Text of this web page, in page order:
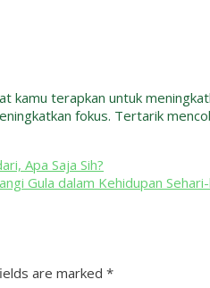
kamu terapkan untuk
fokus. Tertarik
Apa Saja Sih?
Gula dalam Kehidupan
are marked *